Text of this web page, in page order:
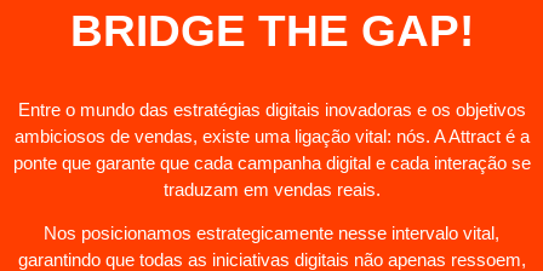
BRIDGE THE GAP!
Entre o mundo das estratégias digitais inovadoras e os objetivos
ambiciosos de vendas, existe uma ligação vital: nós. A Attract é a
ponte que garante que cada campanha digital e cada interação se
traduzam em vendas reais.
Nos posicionamos estrategicamente nesse intervalo vital,
garantindo que todas as iniciativas digitais não apenas ressoem,